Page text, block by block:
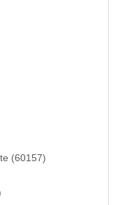
(60157)